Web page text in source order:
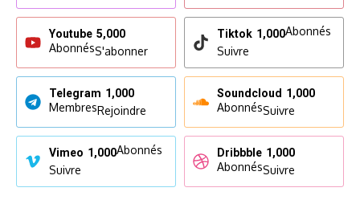
Youtube 5,000
AbonnésS'abonner
Tiktok 1,000Abonnés
Suivre
Telegram 1,000
MembresRejoindre
Soundcloud 1,000
AbonnésSuivre
Vimeo 1,000Abonnés
Suivre
Dribbble 1,000
AbonnésSuivre